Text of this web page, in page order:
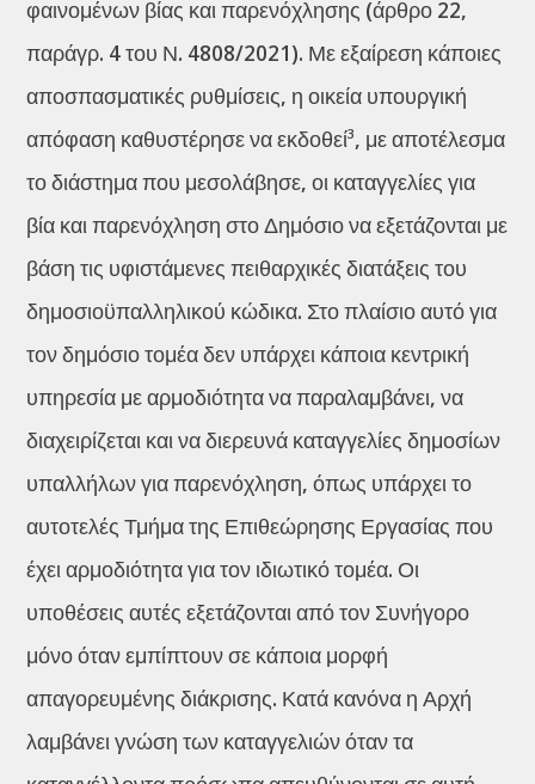
φαινομένων βίας και παρενόχλησης (άρθρο 22,
παράγρ. 4 του Ν. 4808/2021). Με εξαίρεση κάποιες
αποσπασματικές ρυθμίσεις, η οικεία υπουργική
απόφαση καθυστέρησε να εκδοθεί³, με αποτέλεσμα
το διάστημα που μεσολάβησε, οι καταγγελίες για
βία και παρενόχληση στο Δημόσιο να εξετάζονται με
βάση τις υφιστάμενες πειθαρχικές διατάξεις του
δημοσιοϋπαλληλικού κώδικα. Στο πλαίσιο αυτό για
τον δημόσιο τομέα δεν υπάρχει κάποια κεντρική
υπηρεσία με αρμοδιότητα να παραλαμβάνει, να
διαχειρίζεται και να διερευνά καταγγελίες δημοσίων
υπαλλήλων για παρενόχληση, όπως υπάρχει το
αυτοτελές Τμήμα της Επιθεώρησης Εργασίας που
έχει αρμοδιότητα για τον ιδιωτικό τομέα. Οι
υποθέσεις αυτές εξετάζονται από τον Συνήγορο
μόνο όταν εμπίπτουν σε κάποια μορφή
απαγορευμένης διάκρισης. Κατά κανόνα η Αρχή
λαμβάνει γνώση των καταγγελιών όταν τα